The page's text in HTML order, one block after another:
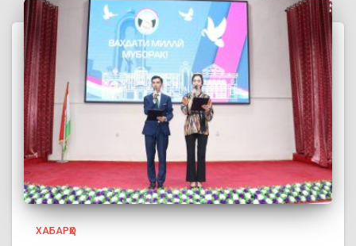
ХАБАРҲО